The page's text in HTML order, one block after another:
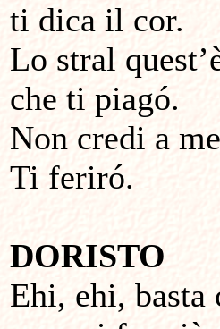
ti dica il cor.
Lo stral
che ti piagó.
Non credi a
Ti feriró.
DORISTO
Ehi, ehi, basta